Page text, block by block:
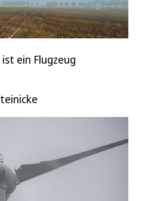
ein Flugzeug